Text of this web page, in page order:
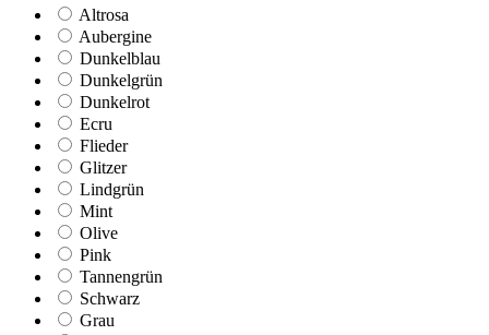
Altrosa
Aubergine
Dunkelblau
Dunkelgrün
Dunkelrot
Ecru
Flieder
Glitzer
Lindgrün
Mint
Olive
Pink
Tannengrün
Schwarz
Grau